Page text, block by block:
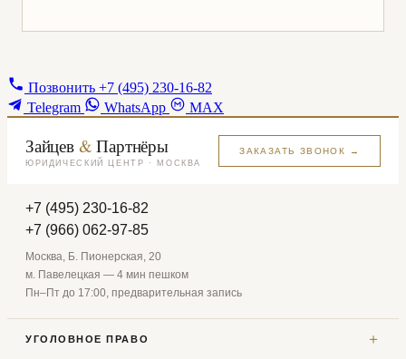
Позвонить +7 (495) 230-16-82
Telegram
WhatsApp MAX
Зайцев & Партнёры
ЮРИДИЧЕСКИЙ ЦЕНТР · МОСКВА
ЗАКАЗАТЬ ЗВОНОК →
+7 (495) 230-16-82
+7 (966) 062-97-85
Москва, Б. Пионерская, 20
м. Павелецкая — 4 мин пешком
Пн–Пт до 17:00, предварительная запись
УГОЛОВНОЕ ПРАВО ＋